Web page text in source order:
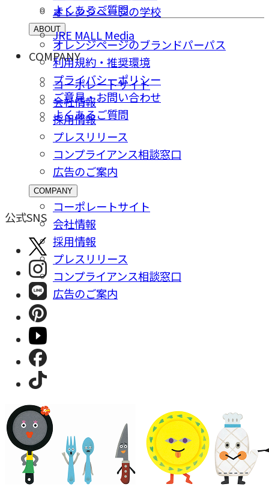
オレンジページの学校
JRE MALL Media
よくあるご質問
ABOUT
オレンジページのブランドパーパス
利用規約・推奨環境
プライバシーポリシー
ご意⾒・お問い合わせ
よくあるご質問
COMPANY
コーポレートサイト
会社情報
採⽤情報
プレスリリース
コンプライアンス相談窓⼝
広告のご案内
COMPANY
コーポレートサイト
会社情報
採⽤情報
プレスリリース
コンプライアンス相談窓⼝
広告のご案内
公式SNS